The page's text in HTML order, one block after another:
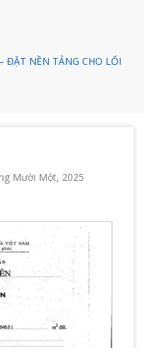
ĐẶT NỀN TẢNG CHO LỐI
Mười Một, 2025